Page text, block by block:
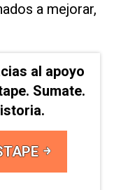
a mejorar,
al apoyo
Sumate.